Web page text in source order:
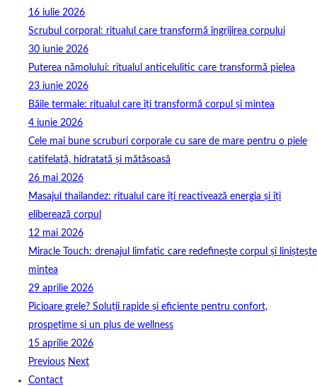
16 iulie 2026
Scrubul corporal: ritualul care transformă îngrijirea corpului
30 iunie 2026
Puterea nămolului: ritualul anticelulitic care transformă pielea
23 iunie 2026
Băile termale: ritualul care îți transformă corpul și mintea
4 iunie 2026
Cele mai bune scruburi corporale cu sare de mare pentru o piele
catifelată, hidratată și mătăsoasă
26 mai 2026
Masajul thailandez: ritualul care îți reactivează energia și îți
eliberează corpul
12 mai 2026
Miracle Touch: drenajul limfatic care redefinește corpul și liniștește
mintea
29 aprilie 2026
Picioare grele? Soluții rapide și eficiente pentru confort,
prospețime și un plus de wellness
15 aprilie 2026
Previous Next
Contact